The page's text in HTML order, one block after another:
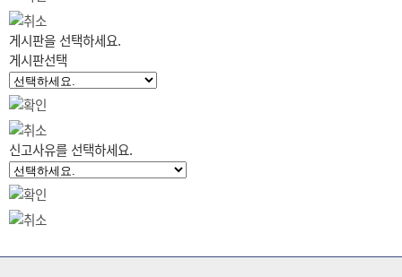
게시판을 선택하세요.
게시판선택
신고사유를 선택하세요.